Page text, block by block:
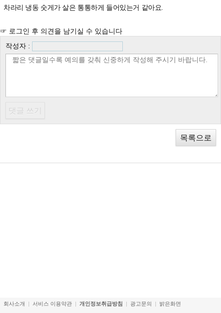
차라리 냉동 숫게가 살은 통통하게 들어있는거 같아요.
☞ 로그인 후 의견을 남기실 수 있습니다
작성자 :
목록으로
회사소개 서비스 이용약관 개인정보취급방침 광고문의 밝은화면